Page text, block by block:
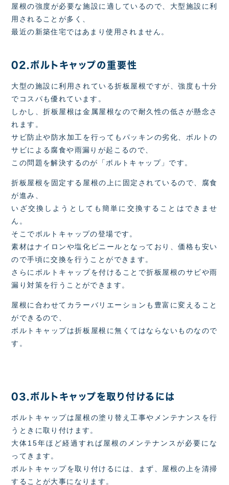
屋根の強度が必要な施設に適しているので、大型施設に利
用されることが多く、
最近の新築住宅ではあまり使用されません。
02.ボルトキャップの重要性
大型の施設に利用されている折板屋根ですが、強度も十分
でコスパも優れています。
しかし、折板屋根は金属屋根なので耐久性の低さが懸念さ
れます。
サビ防止や防水加工を行ってもパッキンの劣化、ボルトの
サビによる腐食や雨漏りが起こるので、
この問題を解決するのが「ボルトキャップ」です。
折板屋根を固定する屋根の上に固定されているので、腐食
が進み、
いざ交換しようとしても簡単に交換することはできませ
ん。
そこでボルトキャップの登場です。
素材はナイロンや塩化ビニールとなっており、価格も安い
ので手頃に交換を行うことができます。
さらにボルトキャップを付けることで折板屋根のサビや雨
漏り対策を行うことができます。
屋根に合わせてカラーバリエーションも豊富に変えること
ができるので、
ボルトキャップは折板屋根に無くてはならないものなので
す。
03.ボルトキャップを取り付けるには
ボルトキャップは屋根の塗り替え工事やメンテナンスを行
うときに取り付けます。
大体15年ほど経過すれば屋根のメンテナンスが必要にな
ってきます。
ボルトキャップを取り付けるには、まず、屋根の上を清掃
することが大事になります。